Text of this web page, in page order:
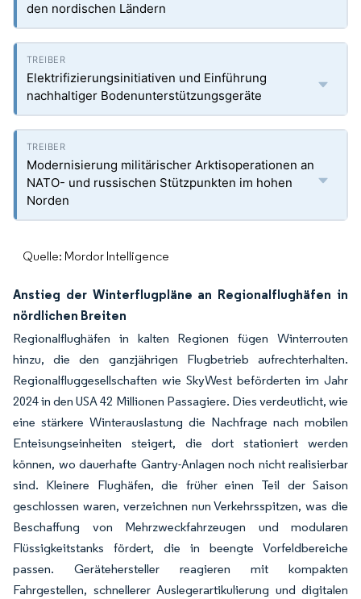
den nordischen Ländern
Elektrifizierungsinitiativen und Einführung
nachhaltiger Bodenunterstützungsgeräte
Modernisierung militärischer Arktisoperationen an
NATO- und russischen Stützpunkten im hohen
Norden
Quelle: Mordor Intelligence
Anstieg der Winterflugpläne an Regionalflughäfen in
nördlichen Breiten
Regionalflughäfen in kalten Regionen fügen Winterrouten
hinzu, die den ganzjährigen Flugbetrieb aufrechterhalten.
Regionalfluggesellschaften wie SkyWest beförderten im Jahr
2024 in den USA 42 Millionen Passagiere. Dies verdeutlicht, wie
eine stärkere Winterauslastung die Nachfrage nach mobilen
Enteisungseinheiten steigert, die dort stationiert werden
können, wo dauerhafte Gantry-Anlagen noch nicht realisierbar
sind. Kleinere Flughäfen, die früher einen Teil der Saison
geschlossen waren, verzeichnen nun Verkehrsspitzen, was die
Beschaffung von Mehrzweckfahrzeugen und modularen
Flüssigkeitstanks fördert, die in beengte Vorfeldbereiche
passen. Gerätehersteller reagieren mit kompakten
Fahrgestellen, schnellerer Auslegerartikulierung und digitalen